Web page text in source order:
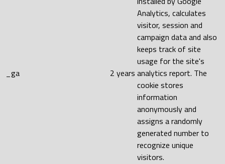
_ga 2 years
Analytics, calculates
visitor, session and
campaign data and also
keeps track of site
usage for the site's
analytics report. The
cookie stores
information
anonymously and
assigns a randomly
generated number to
recognize unique
visitors.